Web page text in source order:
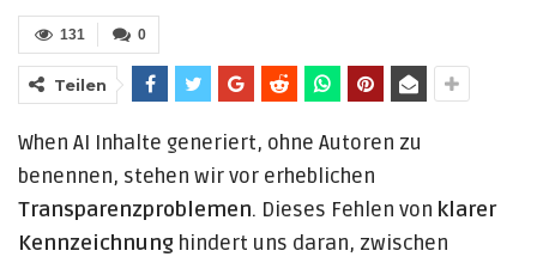
0
131
Teilen
When AI Inhalte generiert, ohne Autoren zu
benennen, stehen wir vor erheblichen
Transparenzproblemen. Dieses Fehlen von klarer
Kennzeichnung hindert uns daran, zwischen